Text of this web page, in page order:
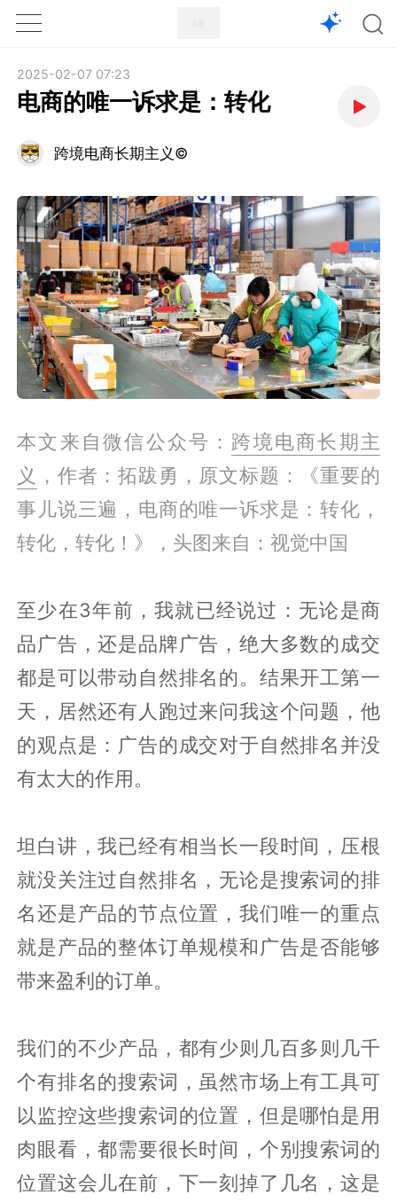
1X
2025-02-07 07:23
电商的唯一诉求是：转化
跨境电商长期主义©
本文来自微信公众号： 跨境电商长期主
义 ，作者：拓跋勇，原文标题：《重要的
事儿说三遍，电商的唯一诉求是：转化，
转化，转化！》，头图来自：视觉中国
至少在3年前，我就已经说过：无论是商
品广告，还是品牌广告，绝大多数的成交
都是可以带动自然排名的。结果开工第一
天，居然还有人跑过来问我这个问题，他
的观点是：广告的成交对于自然排名并没
有太大的作用。
坦白讲，我已经有相当长一段时间，压根
就没关注过自然排名，无论是搜索词的排
名还是产品的节点位置，我们唯一的重点
就是产品的整体订单规模和广告是否能够
带来盈利的订单。
我们的不少产品，都有少则几百多则几千
个有排名的搜索词，虽然市场上有工具可
以监控这些搜索词的位置，但是哪怕是用
肉眼看，都需要很长时间，个别搜索词的
位置这会儿在前，下一刻掉了几名，这是